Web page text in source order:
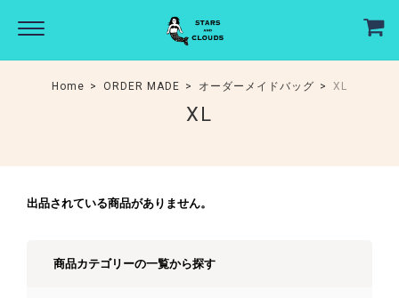
Home ORDER MADE オーダーメイドバッグ XL
XL
出品されている商品がありません。
商品カテゴリーの一覧から探す